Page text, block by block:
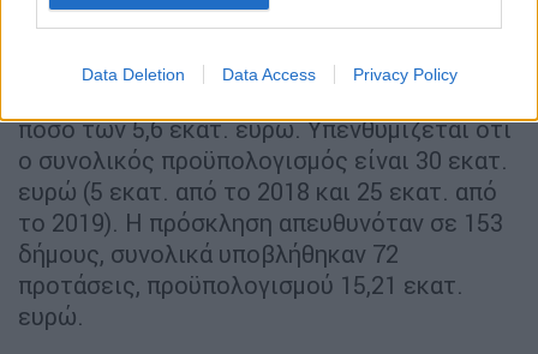
Data Deletion Data Access Privacy Policy
42 έργα από 34 δήμους συνολικού
προϋπολογισμού 9,05 εκατ. Ευρώ, εκ των
ποσό των 5,6 εκατ. ευρώ. Υπενθυμίζεται ότι
ο συνολικός προϋπολογισμός είναι 30 εκατ.
ευρώ (5 εκατ. από το 2018 και 25 εκατ. από
το 2019). Η πρόσκληση απευθυνόταν σε 153
δήμους, συνολικά υποβλήθηκαν 72
προτάσεις, προϋπολογισμού 15,21 εκατ.
ευρώ.